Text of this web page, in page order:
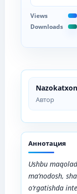
Автор
Аннотация
Ushbu
ma’nodosh,
o‘rgatishda
Views
Downloads